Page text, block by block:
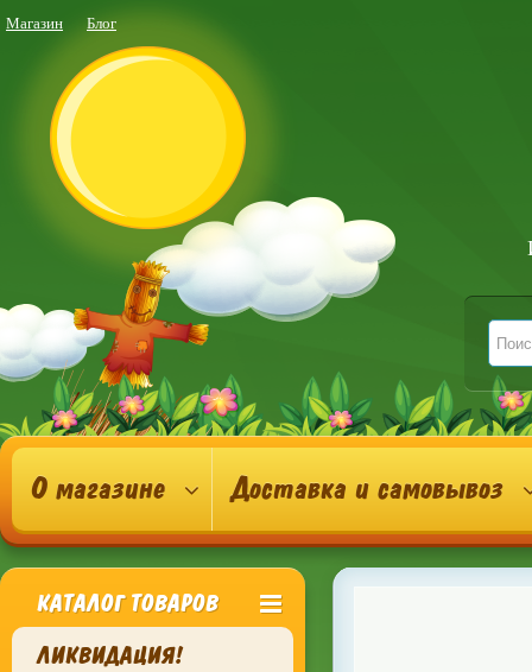
Магазин Блог
О магазине Доставка и самовывоз
КАТАЛОГ ТОВАРОВ
ЛИКВИДАЦИЯ!